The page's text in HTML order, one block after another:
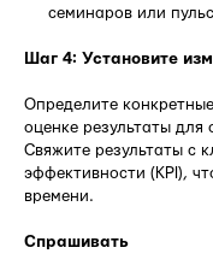
семинаров или
Шаг 4: Установите
Определите
оценке результаты для
Свяжите результаты с
эффективности (KPI),
времени.
Спрашивать